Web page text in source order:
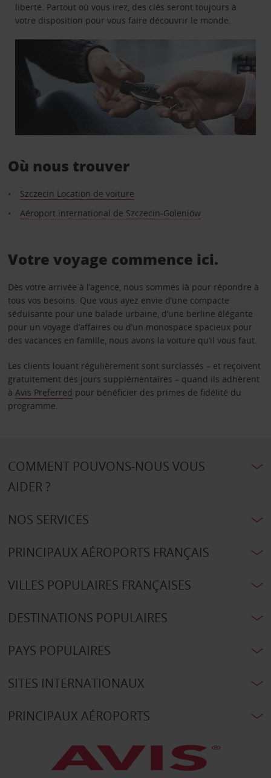
liberté. Partout où vous irez, des clés seront toujours à
votre disposition pour vous faire découvrir le monde.
Où nous trouver
Szczecin Location de voiture
Aéroport international de Szczecin-Goleniów
Votre voyage commence ici.
Dès votre arrivée à l’agence, nous sommes là pour répondre à
tous vos besoins. Que vous ayez envie d’une compacte
séduisante pour une balade urbaine, d’une berline élégante
pour un voyage d’affaires ou d’un monospace spacieux pour
des vacances en famille, nous avons la voiture qu’il vous faut.
Les clients louant régulièrement sont surclassés – et reçoivent
gratuitement des jours supplémentaires – quand ils adhèrent
à Avis Preferred pour bénéficier des primes de fidélité du
programme.
COMMENT POUVONS-NOUS VOUS
AIDER ?
NOS SERVICES
PRINCIPAUX AÉROPORTS FRANÇAIS
VILLES POPULAIRES FRANÇAISES
DESTINATIONS POPULAIRES
PAYS POPULAIRES
SITES INTERNATIONAUX
PRINCIPAUX AÉROPORTS